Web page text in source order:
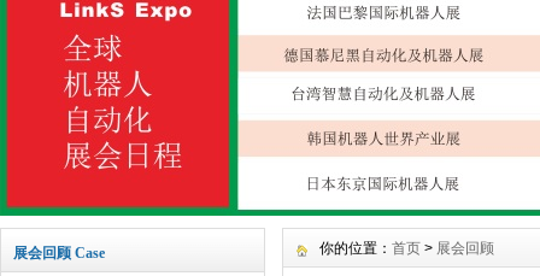
展会回顾 Case 你的位置： 首页 > 展会回顾